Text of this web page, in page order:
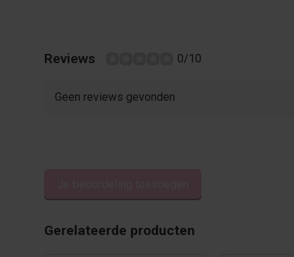
Reviews 0/10
Geen reviews gevonden
Gerelateerde producten